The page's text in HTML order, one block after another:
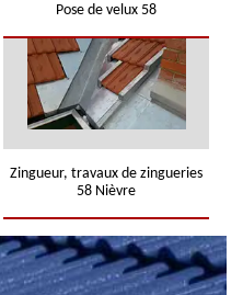
Pose de velux 58
Zingueur, travaux de zingueries
58 Nièvre